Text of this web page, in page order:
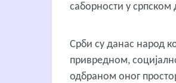
саборности у српском
Срби су данас народ
привредном,
одбраном оног